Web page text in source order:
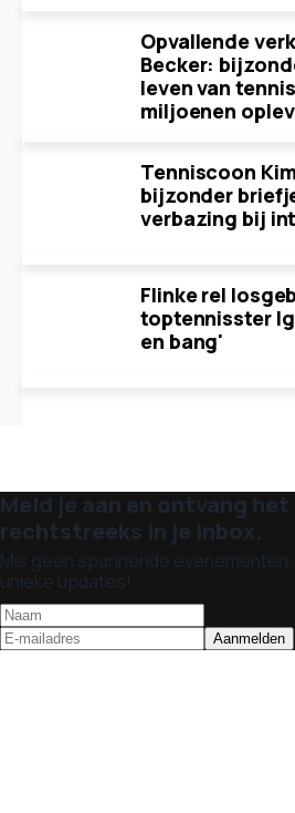
Opvallende
Becker:
leven van
miljoenen
Tenniscoon
bijzonder
verbazing bij
Flinke rel
toptennisster
en bang'
Meld je aan en ontvang
rechtstreeks in je inbox.
Mis geen spannende
unieke updates!